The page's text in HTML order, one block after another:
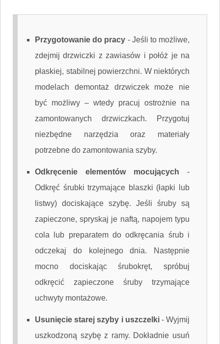
Przygotowanie do pracy - Jeśli to możliwe,
zdejmij drzwiczki z zawiasów i połóż je na
płaskiej, stabilnej powierzchni. W niektórych
modelach demontaż drzwiczek może nie
być możliwy – wtedy pracuj ostrożnie na
zamontowanych drzwiczkach. Przygotuj
niezbędne narzędzia oraz materiały
potrzebne do zamontowania szyby.
Odkręcenie elementów mocujących -
Odkręć śrubki trzymające blaszki (łapki lub
listwy) dociskające szybę. Jeśli śruby są
zapieczone, spryskaj je naftą, napojem typu
cola lub preparatem do odkręcania śrub i
odczekaj do kolejnego dnia. Następnie
mocno dociskając śrubokręt, spróbuj
odkręcić zapieczone śruby trzymające
uchwyty montażowe.
Usunięcie starej szyby i uszczelki-Wyjmij
uszkodzoną szybę z ramy. Dokładnie usuń